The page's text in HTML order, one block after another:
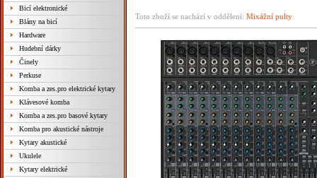
Bicí elektronické
Blány na bicí
Hardware
Hudební dárky
Činely
Perkuse
Komba a zes.pro elektrické kytary
Klávesové komba
Komba a zes.pro basové kytary
Komba pro akustické nástroje
Kytary akustické
Ukulele
Kytary elektrické
Toto zboží se nachází v oddělení: Mixážní pulty